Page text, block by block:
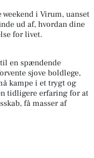
i Virum, uanset
ud af, hvordan dine
for livet.
en spændende
sjove boldlege,
kampe i et trygt og
tidligere erfaring for at
få masser af